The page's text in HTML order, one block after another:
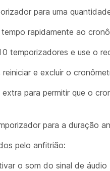
para uma
tempo rapidamente ao
temporizadores e use o
reiniciar e excluir o
para permitir que o
para a duração
pelo anfitrião:
o som do sinal de áudio